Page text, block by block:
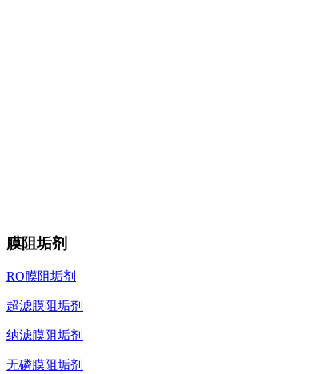
膜阻垢剂
RO膜阻垢剂
超滤膜阻垢剂
纳滤膜阻垢剂
无磷膜阻垢剂